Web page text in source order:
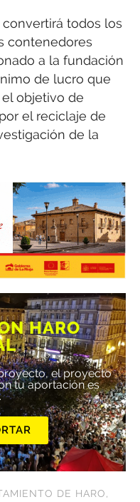
todos los
contenedores
a la fundación
de lucro que
objetivo de
el reciclaje de
de la
HARO
el proyecto
tu aportación es
DE HARO,